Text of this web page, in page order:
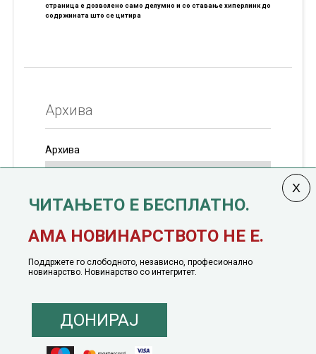
страница е дозволено само делумно и со ставање хиперлинк до
содржината што се цитира
Архива
Архива
јануари, 1991 година
© 2016 - 2026 Сакам Да Кажам. Сите права задржани |
ЧИТАЊЕТО Е БЕСПЛАТНО.
АМА НОВИНАРСТВОТО НЕ Е.
Поддржете го слободното, независно, професионално
новинарство. Новинарство со интегритет.
ДОНИРАЈ